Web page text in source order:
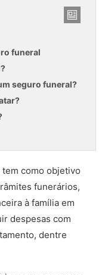
funeral
seguro funeral?
como objetivo
funerários,
à família em
despesas com
dentre